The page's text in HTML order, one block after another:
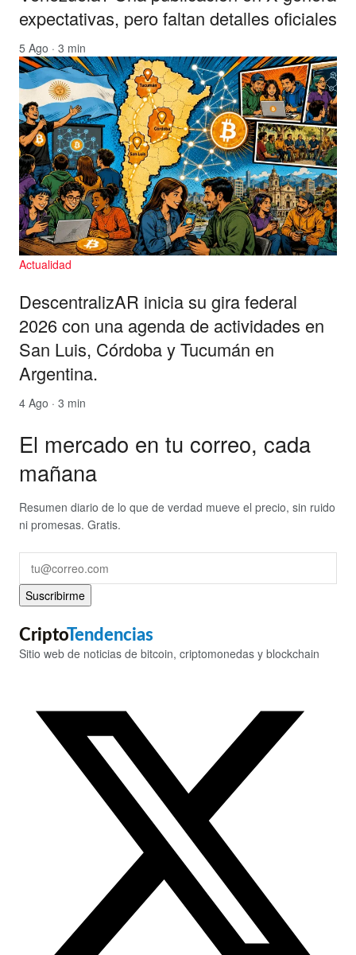
expectativas, pero faltan detalles oficiales
5 Ago · 3 min
Actualidad
DescentralizAR inicia su gira federal
2026 con una agenda de actividades en
San Luis, Córdoba y Tucumán en
Argentina.
4 Ago · 3 min
El mercado en tu correo, cada
mañana
Resumen diario de lo que de verdad mueve el precio, sin ruido
ni promesas. Gratis.
Suscribirme
CriptoTendencias
Sitio web de noticias de bitcoin, criptomonedas y blockchain